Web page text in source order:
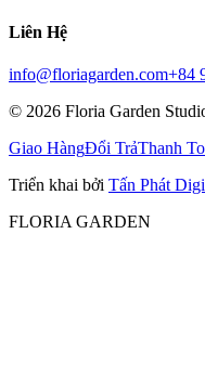
Liên Hệ
info@floriagarden.com+84
© 2026 Floria Garden
Giao HàngĐổi TrảThanh
Triển khai bởi Tấn Phát
FLORIA GARDEN